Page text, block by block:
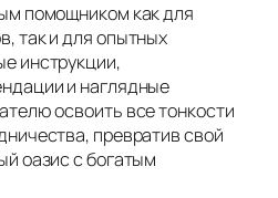
помощником как для
так и для опытных
инструкции,
и наглядные
освоить все тонкости
превратив свой
оазис с богатым